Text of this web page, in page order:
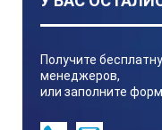
Получите
менеджеров,
или заполните